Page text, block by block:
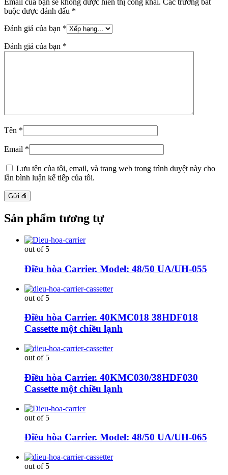
Email của bạn sẽ không được hiển thị công khai. Các trường bắt
buộc được đánh dấu *
Đánh giá của bạn *
Đánh giá của bạn *
Tên *
Email *
Lưu tên của tôi, email, và trang web trong trình duyệt này cho
lần bình luận kế tiếp của tôi.
Sản phẩm tương tự
out of 5
Điều hòa Carrier. Model: 48/50 UA/UH-055
out of 5
Điều hòa Carrier. 40KMC018 38HDF018
Cassette một chiều lạnh
out of 5
Điều hòa Carrier. 40KMC030/38HDF030
Cassette một chiều lạnh
out of 5
Điều hòa Carrier. Model: 48/50 UA/UH-065
out of 5